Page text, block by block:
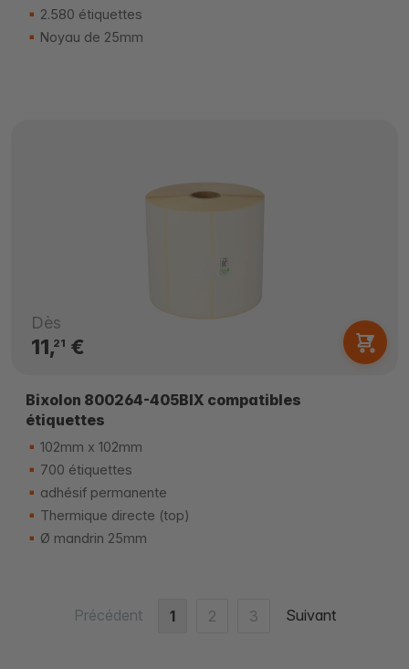
2.580 étiquettes
Noyau de 25mm
Dès
11,21 €
Bixolon 800264-405BIX compatibles
étiquettes
102mm x 102mm
700 étiquettes
adhésif permanente
Thermique directe (top)
Ø mandrin 25mm
Précédent 1 2 3 Suivant